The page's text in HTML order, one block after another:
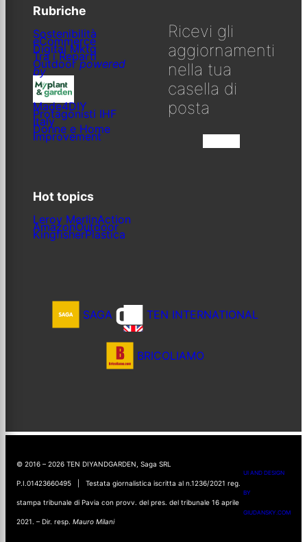
Rubriche
Sostenibilità
eCommerce
Digital Mktg
Tra i Reparti
Outdoorpowered
by
Made4DIY
Protagonisti IHF
Italy
Donne e Home
Improvement
Hot topics
Leroy MerlinAction
AmazonOutdoor
KingfisherPlastica
Ricevi gli
aggiornamenti
nella tua
casella di
posta
SAGA TEN INTERNATIONAL
BRICOLIAMO
© 2016 – 2026 TEN DIYANDGARDEN, Saga SRL
P.I.01423660495 | Testata giornalistica iscritta al n.1236/2021 reg.
stampa tribunale di Pavia con provv. del pres. del tribunale 16 aprile
2021. – Dir. resp. Mauro Milani
UI AND DESIGN
BY
GIUDANSKY.COM